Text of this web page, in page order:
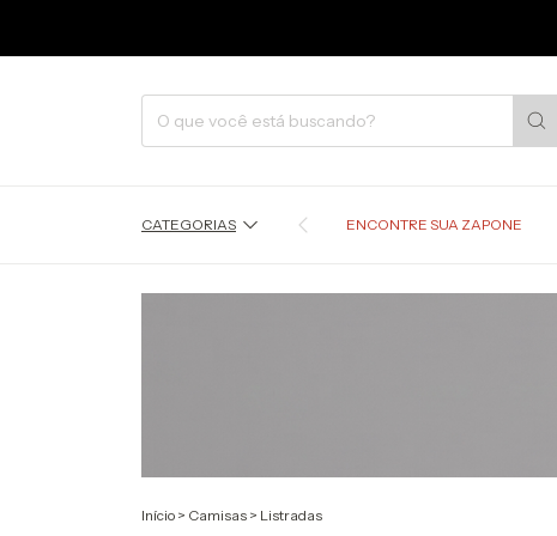
CATEGORIAS ENCONTRE SUA ZAPONE
Início > Camisas > Listradas